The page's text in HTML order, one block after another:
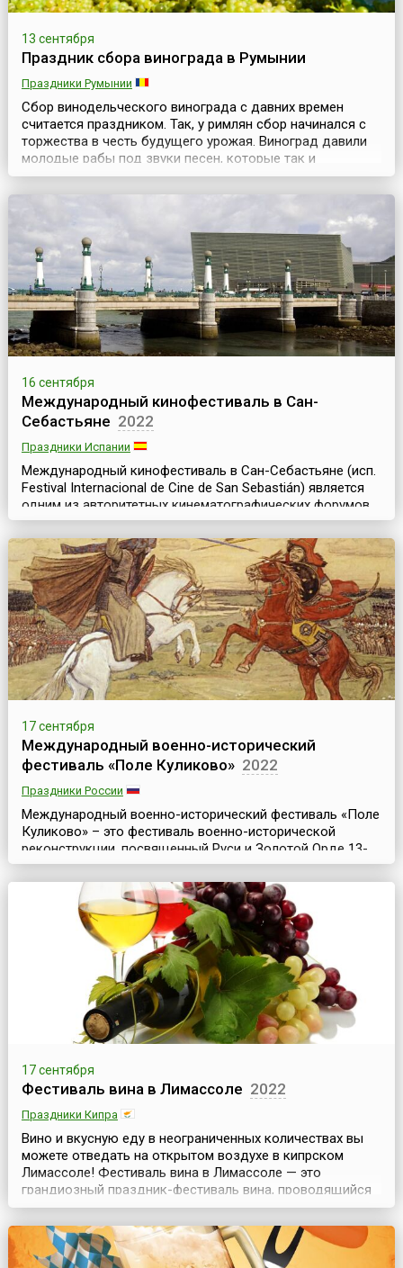
13 сентября
Праздник сбора винограда в Румынии
Праздники Румынии
Сбор винодельческого винограда с давних времен
считается праздником. Так, у римлян сбор начинался с
торжества в честь будущего урожая. Виноград давили
молодые рабы под звуки песен, которые так и
назывались «песни пресса» или «песни вина». В
античности во время уборки урожая винограда никто не
выпить любое количество вина (или в обратном поря...
16 сентября
Международный кинофестиваль в Сан-
Себастьяне 2022
Праздники Испании
Международный кинофестиваль в Сан-Себастьяне (исп.
Festival Internacional de Cine de San Sebastián) является
одним из авторитетных кинематографических форумов
мира и одним из крупнейших культурных событий
Испании. Он считается самым престижным в
испаноязычном мире конкурсом и четвёртым по
значимости в Европе после Канн, Берлина и Венеции.Уже
на протяжении более полувека, начиная с 1953 года, М...
17 сентября
Международный военно-исторический
фестиваль «Поле Куликово» 2022
Праздники России
Международный военно-исторический фестиваль «Поле
Куликово» – это фестиваль военно-исторической
реконструкции, посвященный Руси и Золотой Орде 13-
14 веков. Он проводится ежегодно, начиная с 1997 года,
на территории музея-заповедника «Куликово поле» в
течение 3-4 сентябрьских дней и является
традиционным в рамках праздничных торжеств,
посвященных годовщинам Куликовской битвы 1380
17 сентября
Фестиваль вина в Лимассоле 2022
Праздники Кипра
Вино и вкусную еду в неограниченных количествах вы
можете отведать на открытом воздухе в кипрском
Лимассоле! Фестиваль вина в Лимассоле — это
грандиозный праздник-фестиваль вина, проводящийся
с 1961 года и длящийся примерно 10 осенних дней.
Летняя жара постепенно спадает, солнышко покрывает
теплом все вокруг, а в воздухе улавливается тонкий
аромат винограда — благодатное время!Вино, пожал...